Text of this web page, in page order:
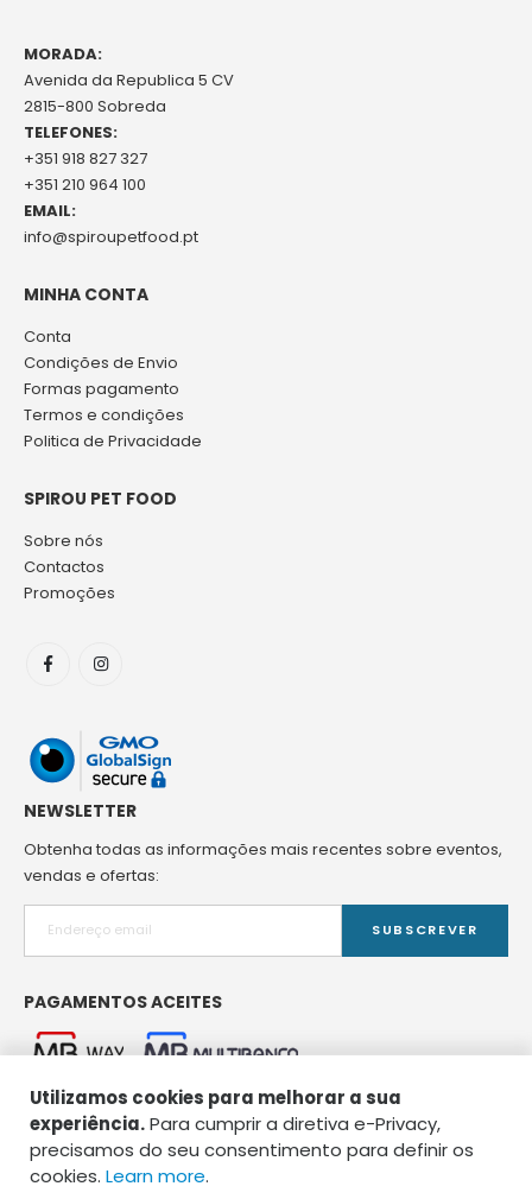
Utilizamos cookies para melhorar a sua
experiência.Para cumprir a diretiva e-Privacy,
precisamos do seu consentimento para definir os
cookies. Learn more.
MORADA:
Avenida da Republica 5 CV
2815-800 Sobreda
TELEFONES:
+351 918 827 327
+351 210 964 100
EMAIL:
info@spiroupetfood.pt
MINHA CONTA
Conta
Condições de Envio
Formas pagamento
Termos e condições
Politica de Privacidade
SPIROU PET FOOD
Sobre nós
Contactos
Promoções
NEWSLETTER
Obtenha todas as informações mais recentes sobre eventos,
vendas e ofertas:
SUBSCREVER
PAGAMENTOS ACEITES